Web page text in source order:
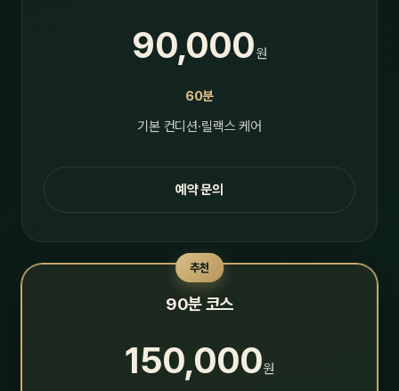
90,000원
60분
기본 컨디션·릴랙스 케어
예약 문의
추천
90분 코스
150,000원